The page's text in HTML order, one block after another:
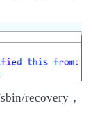
recovery，